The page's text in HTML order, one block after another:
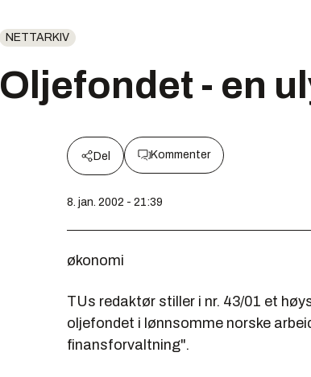
NETTARKIV
Oljefondet - en
Del Kommenter
8. jan. 2002 - 21:39
økonomi
TUs redaktør stiller i nr. 43/01 et
oljefondet i lønnsomme norske
finansforvaltning".